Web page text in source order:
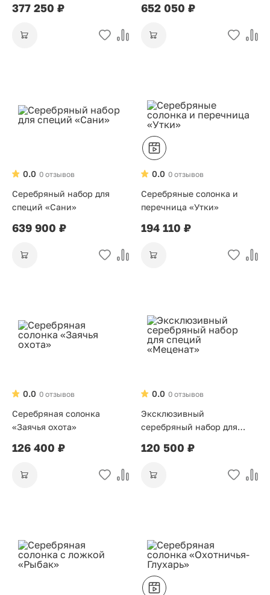
377 250 ₽ 652 050 ₽
0 отзывов
0.0
Серебряный набор для
специй «Сани»
639 900 ₽
0 отзывов
0.0
Серебряные солонка и
перечница «Утки»
194 110 ₽
0 отзывов
0.0
Серебряная солонка
«Заячья охота»
126 400 ₽
0 отзывов
0.0
Эксклюзивный
серебряный набор для
120 500 ₽